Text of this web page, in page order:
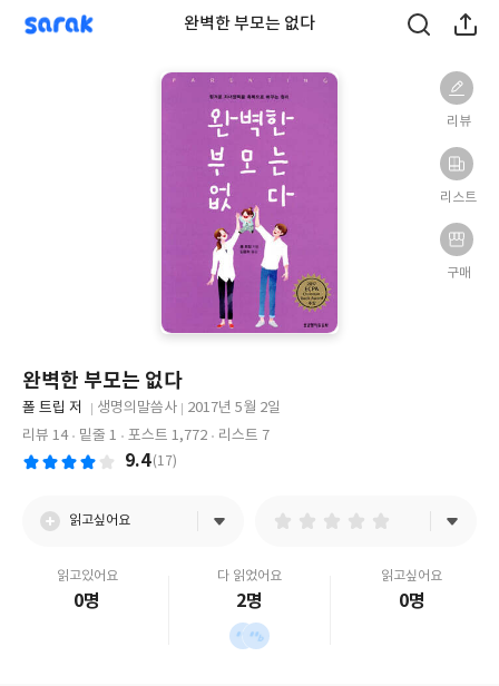
sarak 완벽한 부모는 없다
리뷰
리스트
구매
완벽한 부모는 없다
글
쓴
폴 트립 저
출
판
사
생명의말씀사
출
판
2017년 5월 2일
리뷰 14
밑줄 1 포스트 1,772 리스트 7
9.4 (17)
읽고싶어요
읽고있어요
0명
다 읽었어요
2명
읽고싶어요
0명